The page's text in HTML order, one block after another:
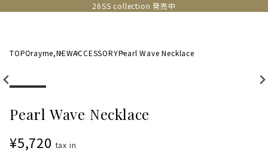
26SS collection 発売中
TOPCrayme,NEWACCESSORYPearl Wave Necklace
Pearl Wave Necklace
¥5,720 tax in